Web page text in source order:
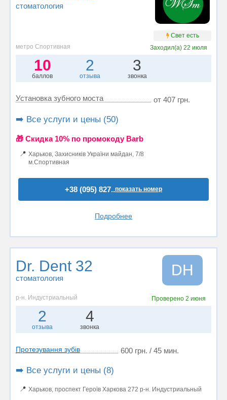
стоматология
Свет есть
метро Спортивная
Заходил(а)22 июля
10
баллов
2
отзыва
3
звонка
Установка зубного моста от 407 грн.
➡️ Все услуги и цены (50)
🎁 Cкидка 10% по промокоду Barb
📍 Харьков, Захисників України майдан, 7/8
м.Спортивная
+38 (095) 827..показать номер
Подробнее
Dr. Dent 32
стоматология DН
р-н. Индустриальный Проверено2 июня
2
отзыва
4
звонка
Протезування зубів 600 грн. / 45 мин.
➡️ Все услуги и цены (8)
📍 Харьков, проспект Героїв Харкова 272 р-н. Индустриальный